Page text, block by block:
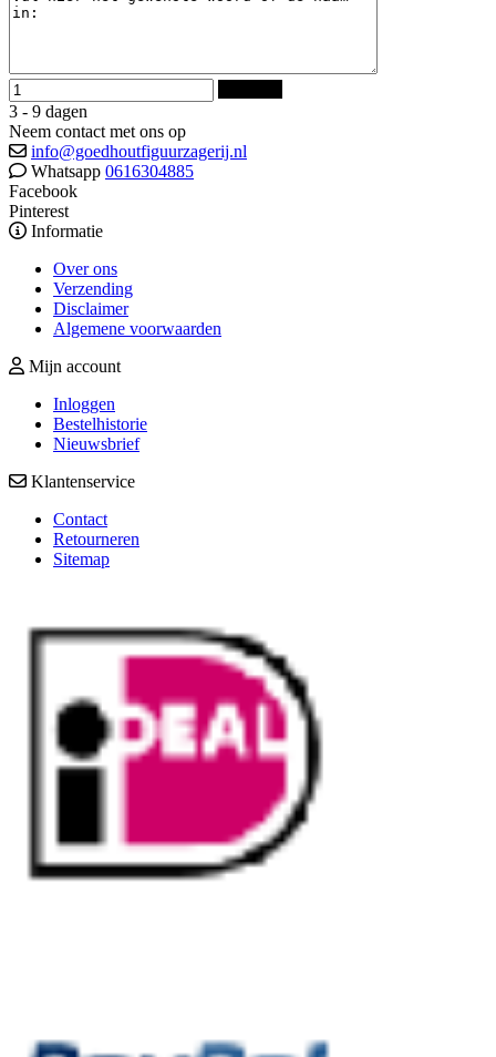
3 - 9 dagen
Neem contact met ons op
info@goedhoutfiguurzagerij.nl
Whatsapp 0616304885
Facebook
Pinterest
Informatie
Over ons
Verzending
Disclaimer
Algemene voorwaarden
Mijn account
Inloggen
Bestelhistorie
Nieuwsbrief
Klantenservice
Contact
Retourneren
Sitemap